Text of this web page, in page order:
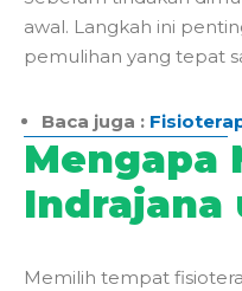
awal. Langkah ini
pemulihan yang tepat
Baca juga :
Mengapa
Indrajana
Memilih tempat